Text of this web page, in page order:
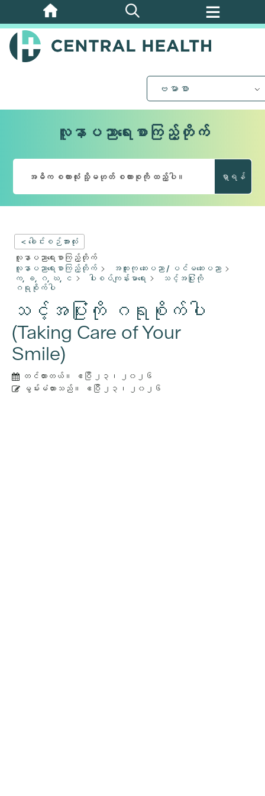
အဓိက
အကြောင်းအရာ
သို့
ဗမာစာ
လူနာပညာရေးစာကြည့်တိုက်
ရှာရန်
< ခေါင်းစဉ်အားလုံး
လူနာပညာရေးစာကြည့်တိုက်
လူနာပညာရေးစာကြည့်တိုက်
အထူးကု ဆေးပညာ / ပင်မဆေးပညာ
က, ခ, ဂ, ဃ, င
ပါးစပ်ကျန်းမာရေး
သင့်အပြုံးကို
ဂရုစိုက်ပါ
သင့်အပြုံးကို ဂရုစိုက်ပါ
(Taking Care of Your
Smile)
တင်ထားတယ်။
ဧပြီ ၂၃၊ ၂၀၂၆
မွမ်းမံထားသည်။
ဧပြီ ၂၃၊ ၂၀၂၆